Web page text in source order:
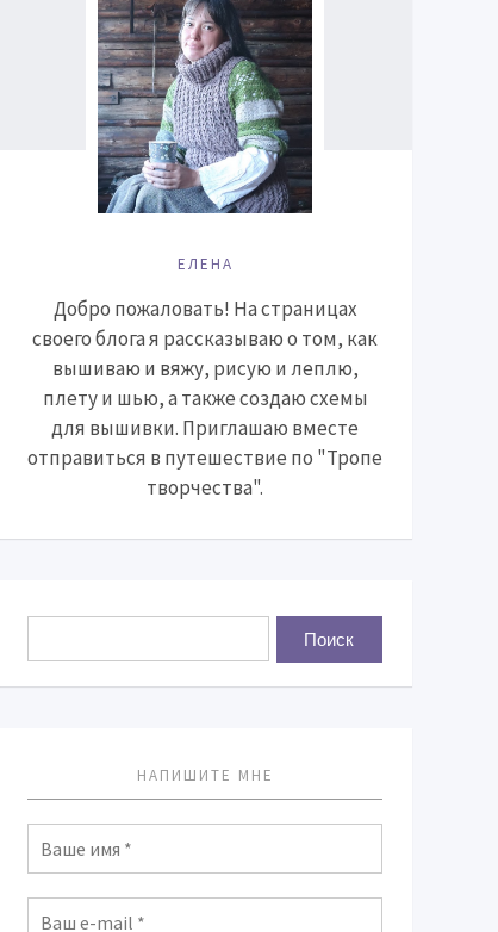
ЕЛЕНА
Добро пожаловать! На страницах
своего блога я рассказываю о том, как
вышиваю и вяжу, рисую и леплю,
плету и шью, а также создаю схемы
для вышивки. Приглашаю вместе
отправиться в путешествие по "Тропе
творчества".
НАПИШИТЕ МНЕ